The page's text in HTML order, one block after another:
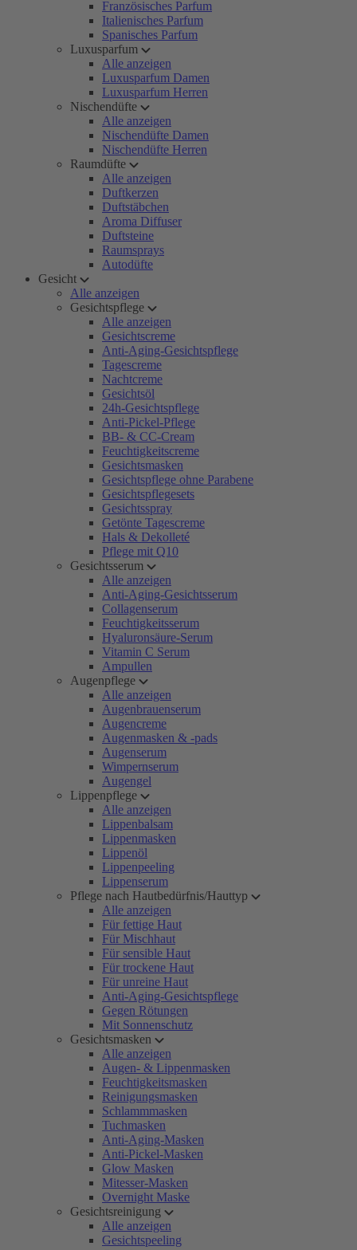
Französisches Parfum
Italienisches Parfum
Spanisches Parfum
Luxusparfum
Alle anzeigen
Luxusparfum Damen
Luxusparfum Herren
Nischendüfte
Alle anzeigen
Nischendüfte Damen
Nischendüfte Herren
Raumdüfte
Alle anzeigen
Duftkerzen
Duftstäbchen
Aroma Diffuser
Duftsteine
Raumsprays
Autodüfte
Gesicht
Alle anzeigen
Gesichtspflege
Alle anzeigen
Gesichtscreme
Anti-Aging-Gesichtspflege
Tagescreme
Nachtcreme
Gesichtsöl
24h-Gesichtspflege
Anti-Pickel-Pflege
BB- & CC-Cream
Feuchtigkeitscreme
Gesichtsmasken
Gesichtspflege ohne Parabene
Gesichtspflegesets
Gesichtsspray
Getönte Tagescreme
Hals & Dekolleté
Pflege mit Q10
Gesichtsserum
Alle anzeigen
Anti-Aging-Gesichtsserum
Collagenserum
Feuchtigkeitsserum
Hyaluronsäure-Serum
Vitamin C Serum
Ampullen
Augenpflege
Alle anzeigen
Augenbrauenserum
Augencreme
Augenmasken & -pads
Augenserum
Wimpernserum
Augengel
Lippenpflege
Alle anzeigen
Lippenbalsam
Lippenmasken
Lippenöl
Lippenpeeling
Lippenserum
Pflege nach Hautbedürfnis/Hauttyp
Alle anzeigen
Für fettige Haut
Für Mischhaut
Für sensible Haut
Für trockene Haut
Für unreine Haut
Anti-Aging-Gesichtspflege
Gegen Rötungen
Mit Sonnenschutz
Gesichtsmasken
Alle anzeigen
Augen- & Lippenmasken
Feuchtigkeitsmasken
Reinigungsmasken
Schlammmasken
Tuchmasken
Anti-Aging-Masken
Anti-Pickel-Masken
Glow Masken
Mitesser-Masken
Overnight Maske
Gesichtsreinigung
Alle anzeigen
Gesichtspeeling